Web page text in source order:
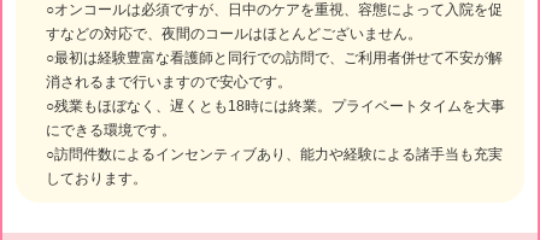
○オンコールは必須ですが、日中のケアを重視、容態によって入院を促
すなどの対応で、夜間のコールはほとんどございません。
○最初は経験豊富な看護師と同行での訪問で、ご利用者併せて不安が解
消されるまで行いますので安心です。
○残業もほぼなく、遅くとも18時には終業。プライベートタイムを大事
にできる環境です。
○訪問件数によるインセンティブあり、能力や経験による諸手当も充実
しております。